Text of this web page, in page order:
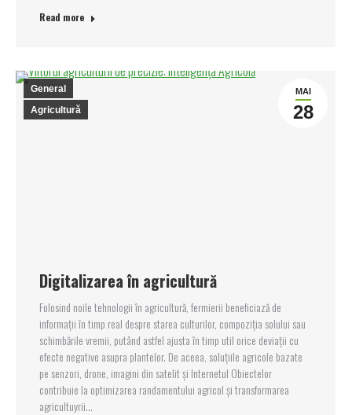
Read more
MAI
28
General
Agricultură
Digitalizarea în agricultură
Folosind noile tehnologii în agricultură, fermierii beneficiază de
informații în timp real despre starea culturilor, compoziția solului sau
schimbările vremii, putând astfel ajusta în timp util orice deviații cu
efecte negative asupra plantelor. De aceea, soluțiile agricole bazate
pe senzori, drone, imagini din satelit și Internetul Obiectelor
contribuie la optimizarea randamentului agricol și transformarea
agricultuyrii…